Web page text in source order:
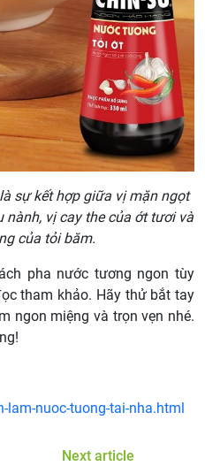
sự kết hợp giữa vị mặn ngọt
vị cay the của ớt tươi và
của tỏi băm.
pha nước tương ngon tùy
tham khảo. Hãy thử bắt tay
ngon miệng và trọn vẹn nhé.
nuoc-tuong-tai-nha.html
Next article